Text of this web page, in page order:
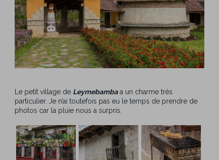
Le petit village de Leymebambaa un charme très
particulier. Je n’ai toutefois pas eu le temps de prendre de
photos car la pluie nous a surpris.